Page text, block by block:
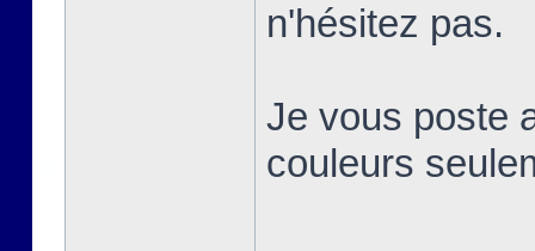
n'hésitez pas.
Je vous poste
couleurs